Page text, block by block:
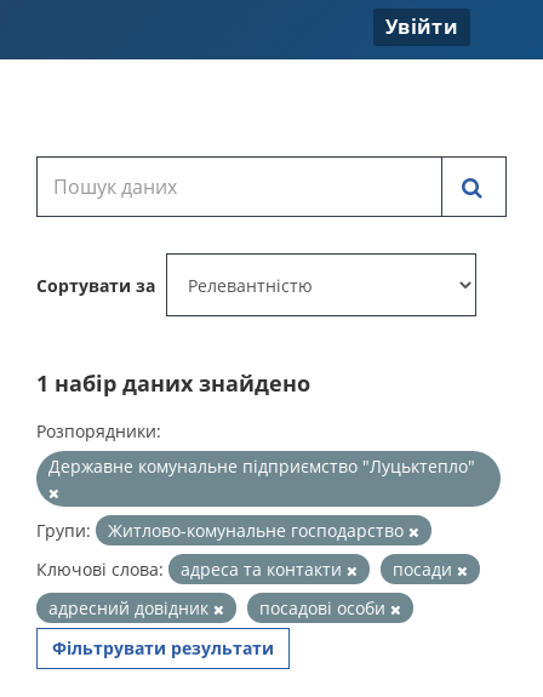
Увійти
Сортувати за
1 набір даних знайдено
Розпорядники:
Державне комунальне підприємство "Луцьктепло"
Групи:
Житлово-комунальне господарство
Ключові слова:
адреса та контакти
посади
адресний довідник
посадові особи
Фільтрувати результати